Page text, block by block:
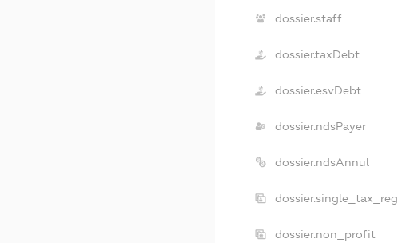
dossier.staff
dossier.taxDebt
dossier.esvDebt
dossier.ndsPayer
dossier.ndsAnnul
dossier.single_tax_reg
dossier.non_profit